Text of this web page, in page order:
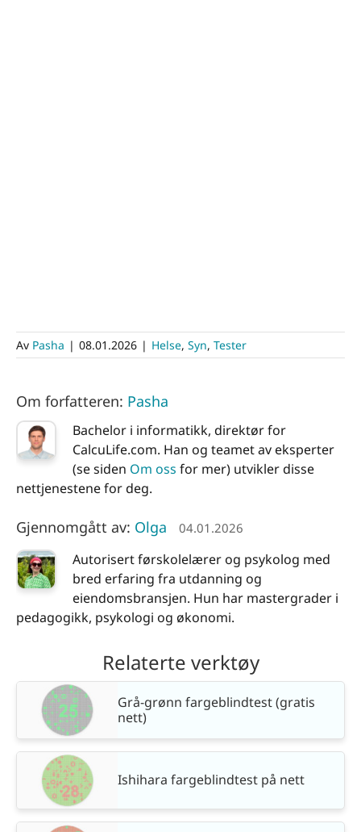
Av Pasha | 08.01.2026 | Helse, Syn, Tester
Om forfatteren: Pasha
Bachelor i informatikk, direktør for
CalcuLife.com. Han og teamet av eksperter
(se siden Om oss for mer) utvikler disse
nettjenestene for deg.
Gjennomgått av: Olga 04.01.2026
Autorisert førskolelærer og psykolog med
bred erfaring fra utdanning og
eiendomsbransjen. Hun har mastergrader i
pedagogikk, psykologi og økonomi.
Relaterte verktøy
Grå-grønn fargeblindtest (gratis
nett)
Ishihara fargeblindtest på nett